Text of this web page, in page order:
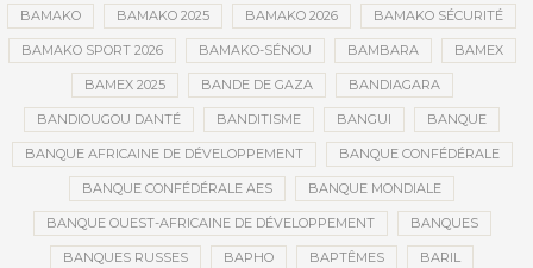
BAMAKO BAMAKO 2025 BAMAKO 2026 BAMAKO SÉCURITÉ
BAMAKO SPORT 2026 BAMAKO-SÉNOU BAMBARA BAMEX
BAMEX 2025 BANDE DE GAZA BANDIAGARA
BANDIOUGOU DANTÉ BANDITISME BANGUI BANQUE
BANQUE AFRICAINE DE DÉVELOPPEMENT BANQUE CONFÉDÉRALE
BANQUE CONFÉDÉRALE AES BANQUE MONDIALE
BANQUE OUEST-AFRICAINE DE DÉVELOPPEMENT BANQUES
BANQUES RUSSES BAPHO BAPTÊMES BARIL